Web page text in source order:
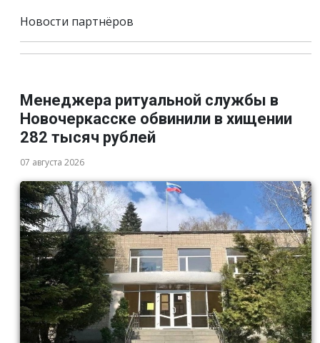
Новости партнёров
Менеджера ритуальной службы в
Новочеркасске обвинили в хищении
282 тысяч рублей
07 августа 2026